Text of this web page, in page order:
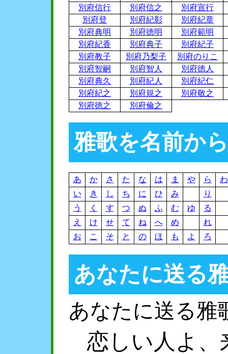
別府信行
別府信之
別府宣行
別府登
別府紀彰
別府紀章
別府典明
別府徳明
別府範明
別府紀香
別府典子
別府紀子
別府教子
別府乃梨子
別府のりこ
別府智嗣
別府智人
別府徳人
別府典久
別府紀人
別府紀仁
別府紀之
別府規之
別府敬之
別府徳之
別府倫之
雅歌を名前か
あ か さ た な は ま や ら
わ
い
き し ち に ひ み
り
う
く す つ ぬ ふ む ゆ
る
え
け せ て ね へ め
れ
お
こ そ と の ほ も よ ろ
あなたに送る
あなたに送る雅
恋しい人よ、